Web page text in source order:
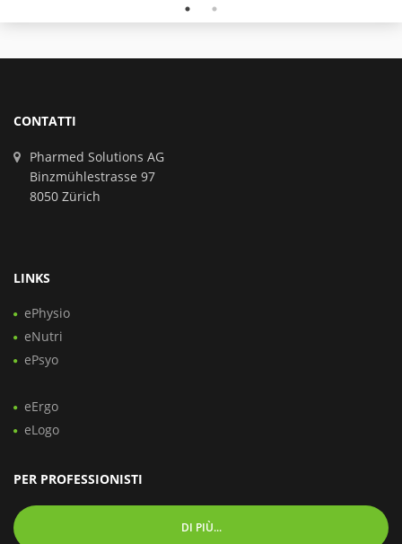
CONTATTI
Pharmed Solutions AG
Binzmühlestrasse 97
8050 Zürich
LINKS
ePhysio
eNutri
ePsyo
eErgo
eLogo
PER PROFESSIONISTI
DI PIÙ...